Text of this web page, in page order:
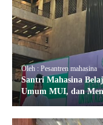
Oleh : Pesantren mahasina
Santri Mahasina
Umum MUI, dan